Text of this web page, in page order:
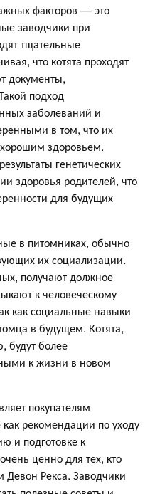
факторов — это
заводчики при
тщательные
что котята проходят
документы,
подход
заболеваний и
в том, что их
здоровьем.
генетических
здоровья родителей, что
для будущих
в питомниках, обычно
их социализации.
получают должное
к человеческому
как социальные навыки
в будущем. Котята,
будут более
к жизни в новом
покупателям
рекомендации по уходу
и подготовке к
ценно для тех, кто
Девон Рекса. Заводчики